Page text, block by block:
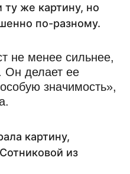
же картину, но
по-разному.
не менее сильнее,
Он делает ее
значимость»,
картину,
из